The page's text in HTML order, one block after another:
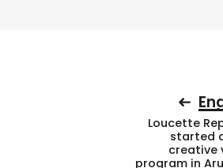
Loucette
started
creative
program in